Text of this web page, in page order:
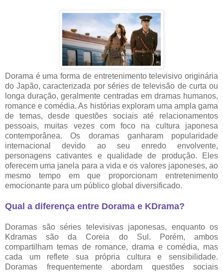
Dorama é uma forma de entretenimento televisivo originária
do Japão, caracterizada por séries de televisão de curta ou
longa duração, geralmente centradas em dramas humanos,
romance e comédia. As histórias exploram uma ampla gama
de temas, desde questões sociais até relacionamentos
pessoais, muitas vezes com foco na cultura japonesa
contemporânea. Os doramas ganharam popularidade
internacional devido ao seu enredo envolvente,
personagens cativantes e qualidade de produção. Eles
oferecem uma janela para a vida e os valores japoneses, ao
mesmo tempo em que proporcionam entretenimento
emocionante para um público global diversificado.
Qual a diferença entre Dorama e KDrama?
Doramas são séries televisivas japonesas, enquanto os
Kdramas são da Coreia do Sul. Porém, ambos
compartilham temas de romance, drama e comédia, mas
cada um reflete sua própria cultura e sensibilidade.
Doramas frequentemente abordam questões sociais